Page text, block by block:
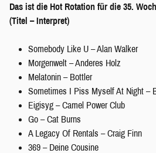
Das ist die Hot Rotation für die 35.
(Titel – Interpret)
Somebody Like U – Alan Walker
Morgenwelt – Anderes Holz
Melatonin – Bottler
Sometimes I Piss Myself At Night –
Eigisyg – Camel Power Club
Go – Cat Burns
A Legacy Of Rentals – Craig Finn
369 – Deine Cousine